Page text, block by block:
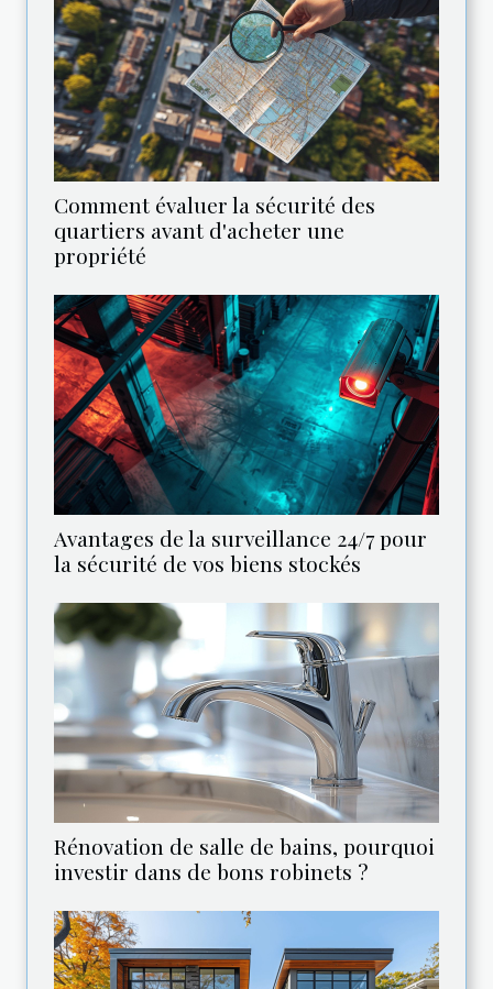
Comment évaluer la sécurité des
quartiers avant d'acheter une
propriété
Avantages de la surveillance 24/7 pour
la sécurité de vos biens stockés
Rénovation de salle de bains, pourquoi
investir dans de bons robinets ?